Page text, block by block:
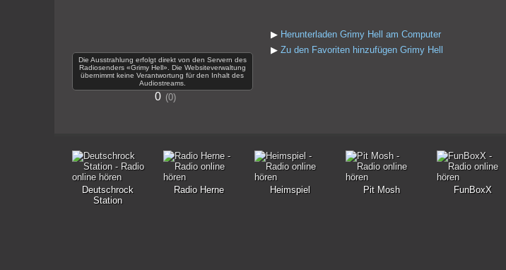
Die Ausstrahlung erfolgt direkt von den Servern des
Radiosenders «Grimy Hell». Die Websiteverwaltung
übernimmt keine Verantwortung für den Inhalt des
Audiostreams.
0 0
▶ Herunterladen Grimy Hell am Computer
▶ Zu den Favoriten hinzufügen Grimy Hell
Deutschrock
Station
Radio Herne Heimspiel Pit Mosh
FunBoxX